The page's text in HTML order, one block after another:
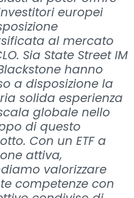
europei
al mercato
Sia State Street IM
hanno
a disposizione la
solida esperienza
globale nello
di questo
Con un ETF a
attiva,
valorizzare
competenze con